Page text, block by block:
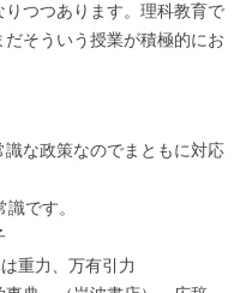
つつあります。理科教育で
そういう授業が積極的にお
な政策なのでまともに対応
です。
重力、万有引力